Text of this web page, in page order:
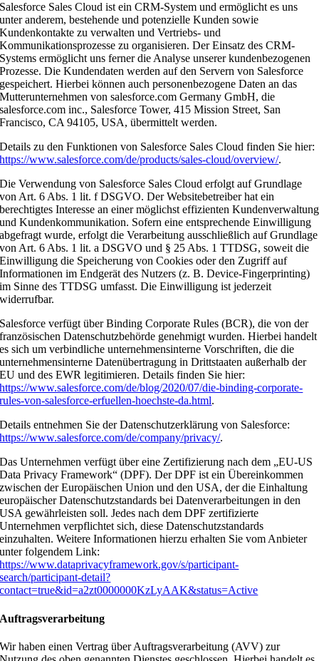
Salesforce Sales Cloud ist ein CRM-System und ermöglicht es uns
unter anderem, bestehende und potenzielle Kunden sowie
Kundenkontakte zu verwalten und Vertriebs- und
Kommunikationsprozesse zu organisieren. Der Einsatz des CRM-
Systems ermöglicht uns ferner die Analyse unserer kundenbezogenen
Prozesse. Die Kundendaten werden auf den Servern von Salesforce
gespeichert. Hierbei können auch personenbezogene Daten an das
Mutterunternehmen von salesforce.com Germany GmbH, die
salesforce.com inc., Salesforce Tower, 415 Mission Street, San
Francisco, CA 94105, USA, übermittelt werden.
Details zu den Funktionen von Salesforce Sales Cloud finden Sie hier:
https://www.salesforce.com/de/products/sales-cloud/overview/.
Die Verwendung von Salesforce Sales Cloud erfolgt auf Grundlage
von Art. 6 Abs. 1 lit. f DSGVO. Der Websitebetreiber hat ein
berechtigtes Interesse an einer möglichst effizienten Kundenverwaltung
und Kundenkommunikation. Sofern eine entsprechende Einwilligung
abgefragt wurde, erfolgt die Verarbeitung ausschließlich auf Grundlage
von Art. 6 Abs. 1 lit. a DSGVO und § 25 Abs. 1 TTDSG, soweit die
Einwilligung die Speicherung von Cookies oder den Zugriff auf
Informationen im Endgerät des Nutzers (z. B. Device-Fingerprinting)
im Sinne des TTDSG umfasst. Die Einwilligung ist jederzeit
widerrufbar.
Salesforce verfügt über Binding Corporate Rules (BCR), die von der
französischen Datenschutzbehörde genehmigt wurden. Hierbei handelt
es sich um verbindliche unternehmensinterne Vorschriften, die die
unternehmensinterne Datenübertragung in Drittstaaten außerhalb der
EU und des EWR legitimieren. Details finden Sie hier:
https://www.salesforce.com/de/blog/2020/07/die-binding-corporate-
rules-von-salesforce-erfuellen-hoechste-da.html.
Details entnehmen Sie der Datenschutzerklärung von Salesforce:
https://www.salesforce.com/de/company/privacy/.
Das Unternehmen verfügt über eine Zertifizierung nach dem „EU-US
Data Privacy Framework“ (DPF). Der DPF ist ein Übereinkommen
zwischen der Europäischen Union und den USA, der die Einhaltung
europäischer Datenschutzstandards bei Datenverarbeitungen in den
USA gewährleisten soll. Jedes nach dem DPF zertifizierte
Unternehmen verpflichtet sich, diese Datenschutzstandards
einzuhalten. Weitere Informationen hierzu erhalten Sie vom Anbieter
unter folgendem Link:
https://www.dataprivacyframework.gov/s/participant-
search/participant-detail?
contact=true&id=a2zt0000000KzLyAAK&status=Active
Auftragsverarbeitung
Wir haben einen Vertrag über Auftragsverarbeitung (AVV) zur